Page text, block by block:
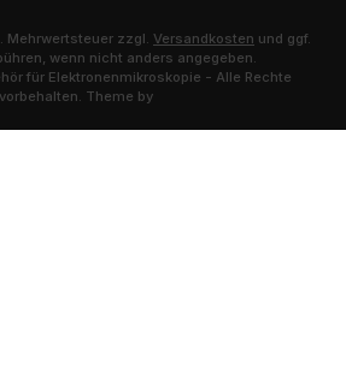
Mehrwertsteuer zzgl. Versandkosten und ggf.
wenn nicht anders angegeben.
für Elektronenmikroskopie - Alle Rechte
vorbehalten. Theme by